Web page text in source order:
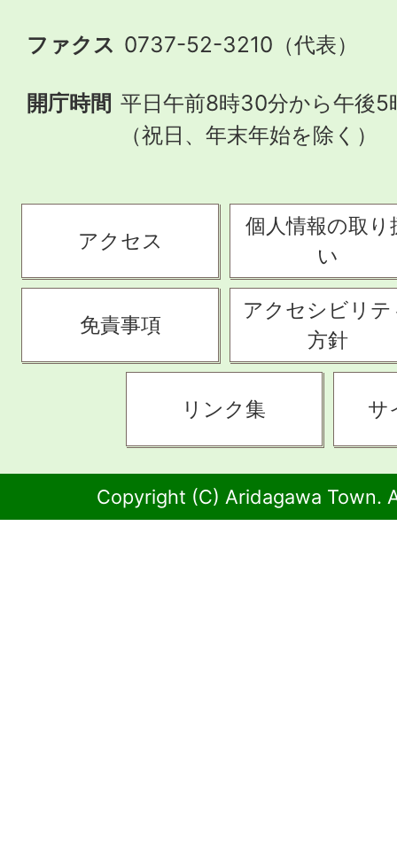
ファクス 0737-52-3210（代表）
開庁時間 平日午前8時30分から午後5
（祝日、年末年始を除く）
アクセス
個人情報の取り
い
免責事項
アクセシビリテ
方針
リンク集 サ
Copyright (C) Aridagawa Town.